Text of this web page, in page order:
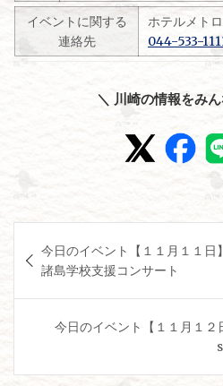
イベントに関する
連絡先
ホテルメト
044-533-
＼ 川崎の情報をみ
稿
ナ
ー
今日のイベント【１１月１１日
諸島学校支援コンサート
今日のイベント【１１月１